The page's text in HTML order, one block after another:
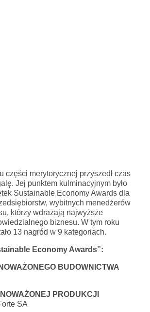
części merytorycznej przyszedł czas
Jej punktem kulminacyjnym było
Sustainable Economy Awards dla
wybitnych menedżerów
którzy wdrażają najwyższe
biznesu. W tym roku
13 nagród w 9 kategoriach.
Economy Awards”:
BUDOWNICTWA
PRODUKCJI
SA